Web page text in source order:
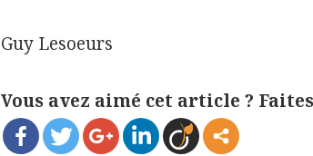
Guy Lesoeurs
Vous avez aimé cet article ?